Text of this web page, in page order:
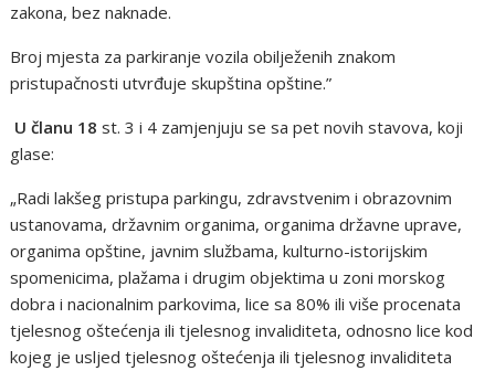
zakona, bez naknade.
Broj mjesta za parkiranje vozila obilježenih znakom
pristupačnosti utvrđuje skupština opštine.”
U članu 18 st. 3 i 4 zamjenjuju se sa pet novih stavova, koji
glase:
„Radi lakšeg pristupa parkingu, zdravstvenim i obrazovnim
ustanovama, državnim organima, organima državne uprave,
organima opštine, javnim službama, kulturno-istorijskim
spomenicima, plažama i drugim objektima u zoni morskog
dobra i nacionalnim parkovima, lice sa 80% ili više procenata
tjelesnog oštećenja ili tjelesnog invaliditeta, odnosno lice kod
kojeg je usljed tjelesnog oštećenja ili tjelesnog invaliditeta